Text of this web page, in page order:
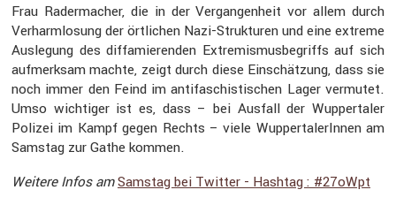
Frau Rader­ma­cher, die in der Vergan­gen­heit vor allem durch
Verharm­lo­sung der örtli­chen Nazi-Struk­turen und eine extreme
Ausle­gung des diffa­mie­renden Extre­mis­mus­be­griffs auf sich
aufmerksam machte, zeigt durch diese Einschät­zung, dass sie
noch immer den Feind im antifa­schis­ti­schen Lager vermutet.
Umso wichtiger ist es, dass – bei Ausfall der Wupper­taler
Polizei im Kampf gegen Rechts – viele Wupper­ta­le­rInnen am
Samstag zur Gathe kommen.
Weitere Infos amSamstag bei Twitter - Hashtag : #27oWpt